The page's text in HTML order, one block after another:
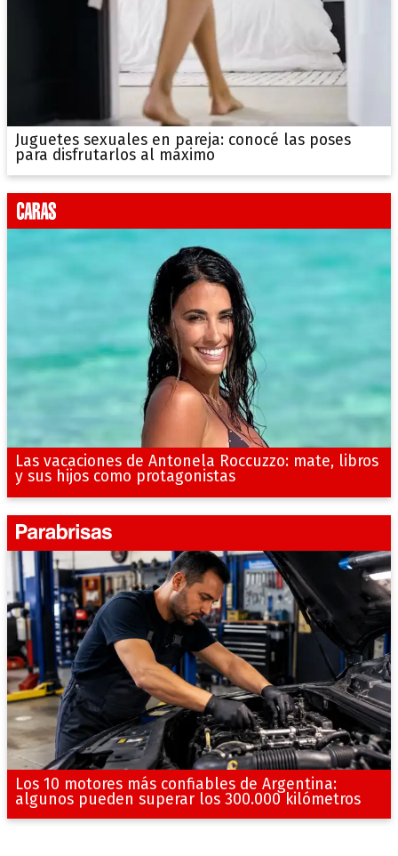
Juguetes sexuales en pareja: conocé las poses
para disfrutarlos al máximo
Las vacaciones de Antonela Roccuzzo: mate, libros
y sus hijos como protagonistas
Los 10 motores más confiables de Argentina:
algunos pueden superar los 300.000 kilómetros